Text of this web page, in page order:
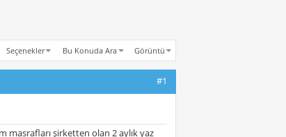
Seçenekler Bu Konuda Ara Görüntü
#1
masrafları şirketten olan 2 aylık yaz